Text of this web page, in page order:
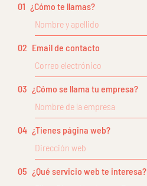
01 ¿Cómo te llamas?
02 Email de contacto
03 ¿Cómo se llama tu empresa?
04 ¿Tienes página web?
05 ¿Qué servicio web te interesa?